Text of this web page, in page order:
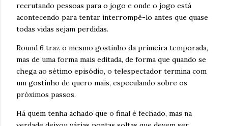
recrutando pessoas para o jogo e onde o jogo está
acontecendo para tentar interrompê-lo antes que quase
todas vidas sejam perdidas.
Round 6 traz o mesmo gostinho da primeira temporada,
mas de uma forma mais editada, de forma que quando se
chega ao sétimo episódio, o telespectador termina com
um gostinho de quero mais, especulando sobre os
próximos passos.
Há quem tenha achado que o final é fechado, mas na